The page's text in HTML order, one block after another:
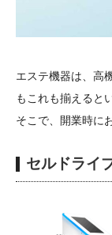
エステ機器は、高
もこれも揃えると
そこで、開業時に
セルドライ